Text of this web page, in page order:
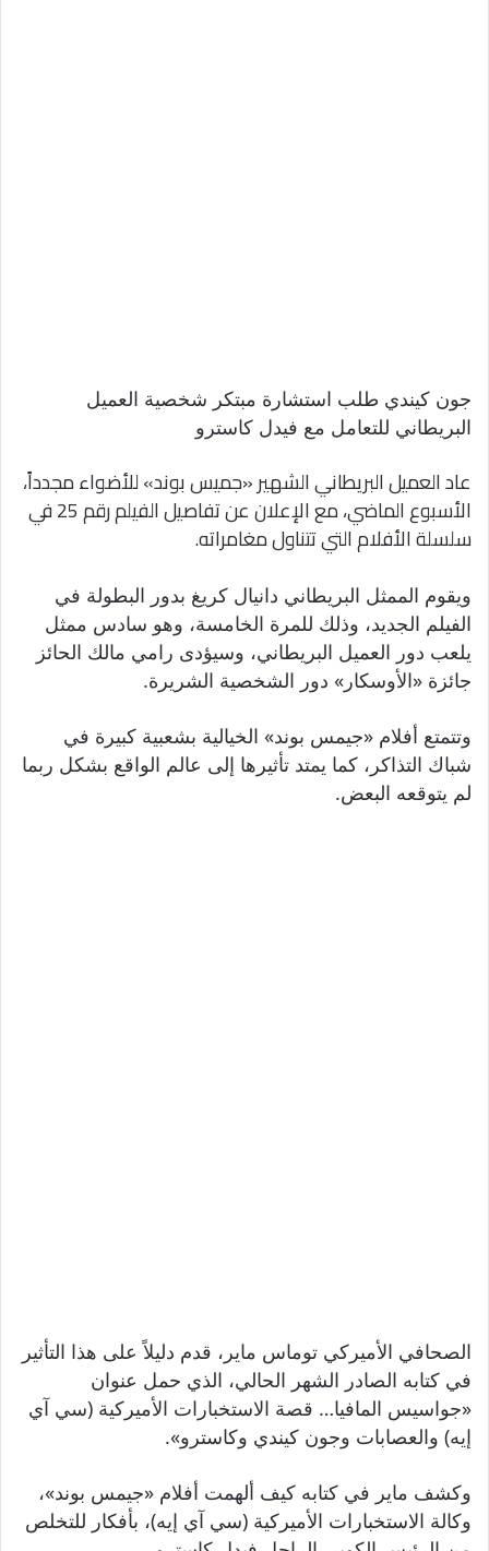
جون كيندي طلب استشارة مبتكر شخصية العميل
البريطاني للتعامل مع فيدل كاسترو
عاد العميل البريطاني الشهير «جميس بوند» للأضواء مجدداً،
الأسبوع الماضي، مع الإعلان عن تفاصيل الفيلم رقم 25 في
سلسلة الأفلام التي تتناول مغامراته.
ويقوم الممثل البريطاني دانيال كريغ بدور البطولة في
الفيلم الجديد، وذلك للمرة الخامسة، وهو سادس ممثل
يلعب دور العميل البريطاني، وسيؤدى رامي مالك الحائز
جائزة «الأوسكار» دور الشخصية الشريرة.
وتتمتع أفلام «جيمس بوند» الخيالية بشعبية كبيرة في
شباك التذاكر، كما يمتد تأثيرها إلى عالم الواقع بشكل ربما
لم يتوقعه البعض.
الصحافي الأميركي توماس ماير، قدم دليلاً على هذا التأثير
في كتابه الصادر الشهر الحالي، الذي حمل عنوان
«جواسيس المافيا… قصة الاستخبارات الأميركية (سي آي
إيه) والعصابات وجون كيندي وكاسترو».
وكشف ماير في كتابه كيف ألهمت أفلام «جيمس بوند»،
وكالة الاستخبارات الأميركية (سي آي إيه)، بأفكار للتخلص